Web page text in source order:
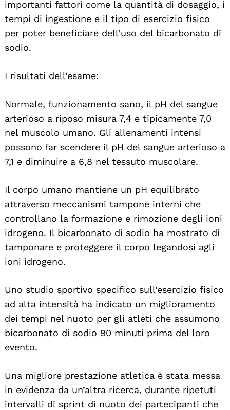
importanti fattori come la quantità di dosaggio, i
tempi di ingestione e il tipo di esercizio fisico
per poter beneficiare dell’uso del bicarbonato di
sodio.
I risultati dell’esame:
Normale, funzionamento sano, il pH del sangue
arterioso a riposo misura 7,4 e tipicamente 7,0
nel muscolo umano. Gli allenamenti intensi
possono far scendere il pH del sangue arterioso a
7,1 e diminuire a 6,8 nel tessuto muscolare.
Il corpo umano mantiene un pH equilibrato
attraverso meccanismi tampone interni che
controllano la formazione e rimozione degli ioni
idrogeno. Il bicarbonato di sodio ha mostrato di
tamponare e proteggere il corpo legandosi agli
ioni idrogeno.
Uno studio sportivo specifico sull’esercizio fisico
ad alta intensità ha indicato un miglioramento
dei tempi nel nuoto per gli atleti che assumono
bicarbonato di sodio 90 minuti prima del loro
evento.
Una migliore prestazione atletica è stata messa
in evidenza da un’altra ricerca, durante ripetuti
intervalli di sprint di nuoto dei partecipanti che